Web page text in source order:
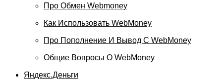
Про Обмен Webmoney
Как Использовать WebMoney
Про Пополнение И Вывод С WebMoney
Общие Вопросы О WebMoney
Яндекс.Деньги